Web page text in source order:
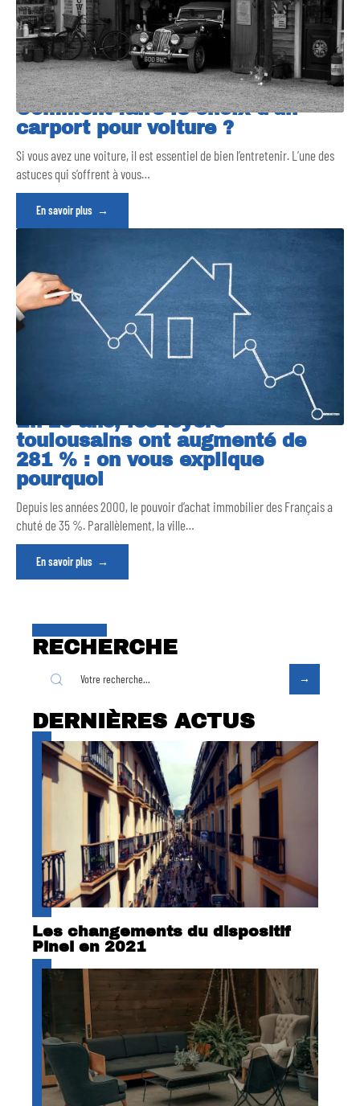
Comment faire le choix d’un
carport pour voiture ?
Si vous avez une voiture, il est essentiel de bien l’entretenir. L’une des
astuces qui s’offrent à vous…
En savoir plus
En 20 ans, les loyers
toulousains ont augmenté de
281 % : on vous explique
pourquoi
Depuis les années 2000, le pouvoir d’achat immobilier des Français a
chuté de 35 %. Parallèlement, la ville…
En savoir plus
RECHERCHE
DERNIÈRES ACTUS
Les changements du dispositif
Pinel en 2021